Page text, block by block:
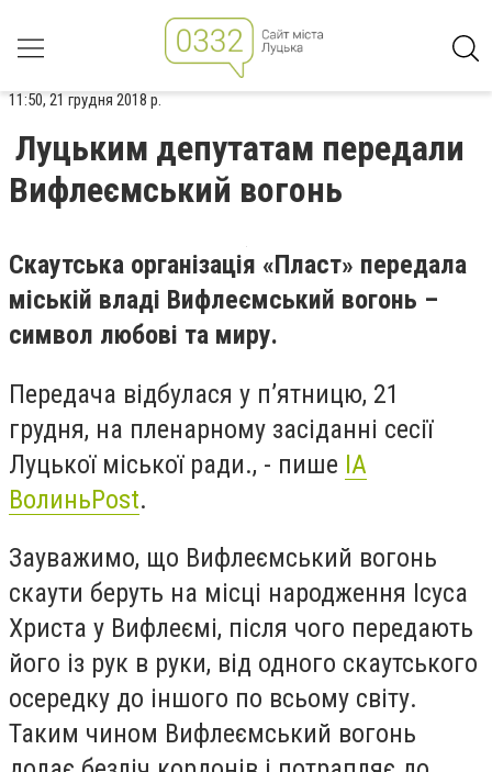
11:50, 21 грудня 2018 р.
Луцьким депутатам передали
Вифлеємський вогонь
Скаутська організація «Пласт» передала
міській владі Вифлеємський вогонь –
символ любові та миру.
Передача відбулася у п’ятницю, 21
грудня, на пленарному засіданні сесії
Луцької міської ради., - пише ІА
ВолиньPost.
Зауважимо, що Вифлеємський вогонь
скаути беруть на місці народження Ісуса
Христа у Вифлеємі, після чого передають
його із рук в руки, від одного скаутського
осередку до іншого по всьому світу.
Таким чином Вифлеємський вогонь